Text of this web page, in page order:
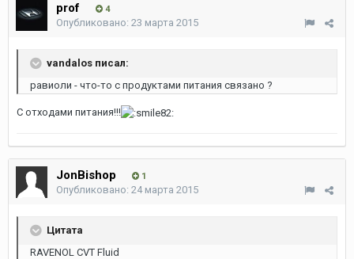
prof 4
Опубликовано: 23 марта 2015
vandalos писал:
равиоли - что-то с продуктами питания связано ?
С отходами питания!!!
JonBishop 1
Опубликовано: 24 марта 2015
Цитата
RAVENOL CVT Fluid